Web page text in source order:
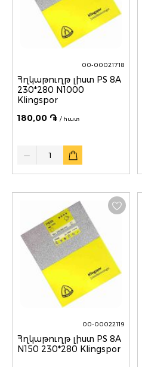
00-00021718
Հղկաթուղթ լիստ PS 8A
230*280 N1000
Klingspor
180,00 ֏ / հատ
Quantity
00-00022119
Հղկաթուղթ լիստ PS 8A
N150 230*280 Klingspor